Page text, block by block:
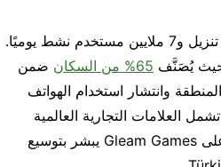
تشتهر Game District بمجموعتها الرائعة التي حققت أكثر من 2 مليار عملية تنزيل و7 ملايين مستخدم نشط يوميًا.
حيث يُصَنَّف 65% من السكان
ضمن
وانتشار استخدام الهواتف
العلامات التجارية العالمية
الكبرى مثل اتحاد كرة القدم الأميركي (NFL)، فإن استحواذ Game District على Gleam Games يبشر بتوسيع